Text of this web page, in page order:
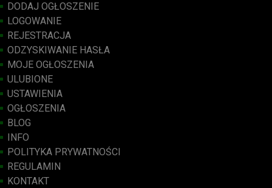
DODAJ OGŁOSZENIE
LOGOWANIE
REJESTRACJA
ODZYSKIWANIE HASŁA
MOJE OGŁOSZENIA
ULUBIONE
USTAWIENIA
OGŁOSZENIA
BLOG
INFO
POLITYKA PRYWATNOŚCI
REGULAMIN
KONTAKT